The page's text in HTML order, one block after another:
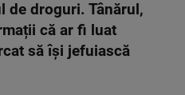
de droguri. Tânărul,
că ar fi luat
să își jefuiască